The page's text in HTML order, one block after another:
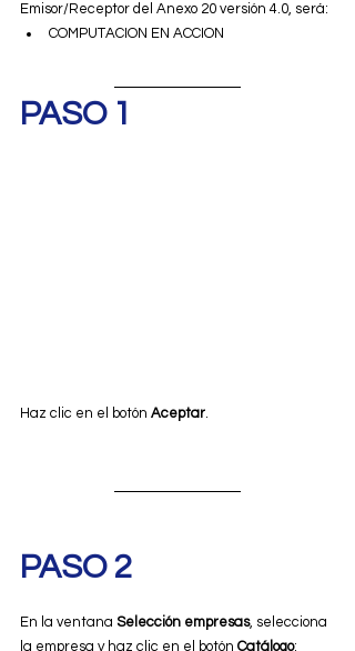
Emisor/Receptor del Anexo 20 versión 4.0, será:
COMPUTACION EN ACCION
PASO 1
Haz clic en el botón Aceptar.
PASO 2
En la ventana Selección empresas, selecciona
la empresa y haz clic en el botón Catálogo: